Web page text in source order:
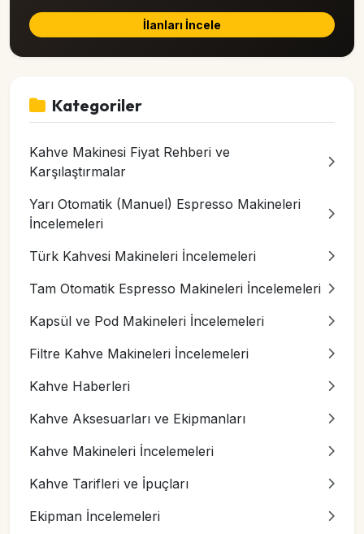
İlanları İncele
Kategoriler
Kahve Makinesi Fiyat Rehberi ve
Karşılaştırmalar
Yarı Otomatik (Manuel) Espresso Makineleri
İncelemeleri
Türk Kahvesi Makineleri İncelemeleri
Tam Otomatik Espresso Makineleri İncelemeleri
Kapsül ve Pod Makineleri İncelemeleri
Filtre Kahve Makineleri İncelemeleri
Kahve Haberleri
Kahve Aksesuarları ve Ekipmanları
Kahve Makineleri İncelemeleri
Kahve Tarifleri ve İpuçları
Ekipman İncelemeleri